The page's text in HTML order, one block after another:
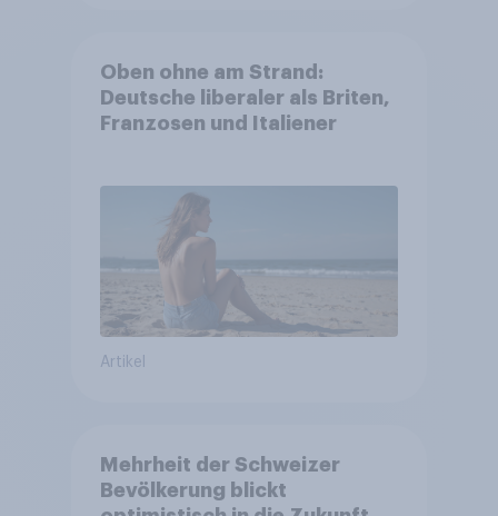
Oben ohne am Strand:
Deutsche liberaler als Briten,
Franzosen und Italiener
Artikel
Mehrheit der Schweizer
Bevölkerung blickt